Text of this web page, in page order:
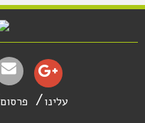
עלינו פרסום